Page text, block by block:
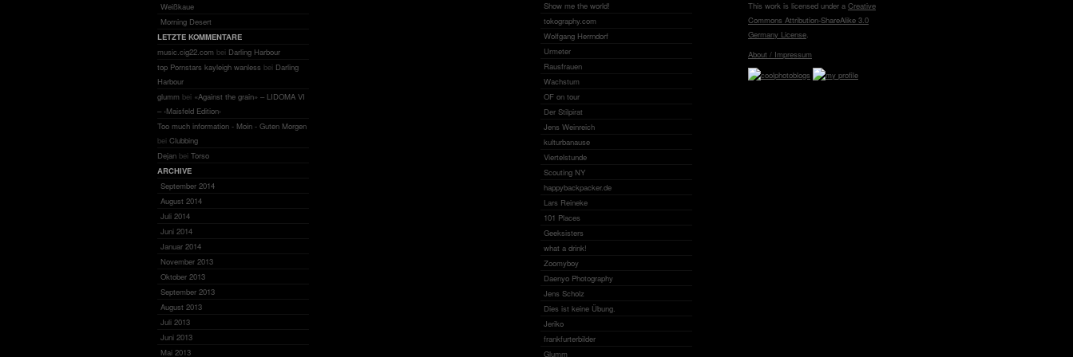
Weißkaue
Morning Desert
LETZTE KOMMENTARE
music.cig22.com bei Darling Harbour
top Pornstars kayleigh wanless bei Darling
Harbour
glumm bei «Against the grain» – LIDOMA VI
– ‹Maisfeld Edition›
Too much information - Moin - Guten Morgen
bei Clubbing
Dejan bei Torso
ARCHIVE
September 2014
August 2014
Juli 2014
Juni 2014
Januar 2014
November 2013
Oktober 2013
September 2013
August 2013
Juli 2013
Juni 2013
Mai 2013
Show me the world!
tokography.com
Wolfgang Herrndorf
Urmeter
Rausfrauen
Wachstum
OF on tour
Der Stilpirat
Jens Weinreich
kulturbanause
Viertelstunde
Scouting NY
happybackpacker.de
Lars Reineke
101 Places
Geeksisters
what a drink!
Zoomyboy
Daenyo Photography
Jens Scholz
Dies ist keine Übung.
Jeriko
frankfurterbilder
Glumm
This work is licensed under a Creative
Commons Attribution-ShareAlike 3.0
Germany License
About / Impressum